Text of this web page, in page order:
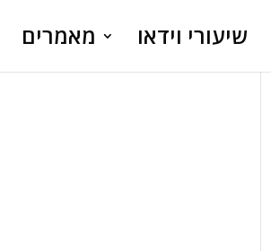
מאמרים שיעורי וידאו